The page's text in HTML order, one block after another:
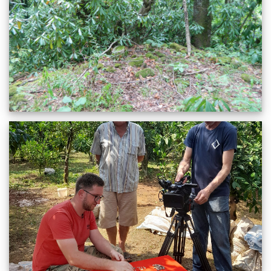
23.08.2022 1892 სრულიად
2022 წლის აგვისტოდან მუშაობა დაიწყო ქობულეთის
მუზეუმის, - არსებობის ისტორიაში
07.08.2022 1854 სრულიად